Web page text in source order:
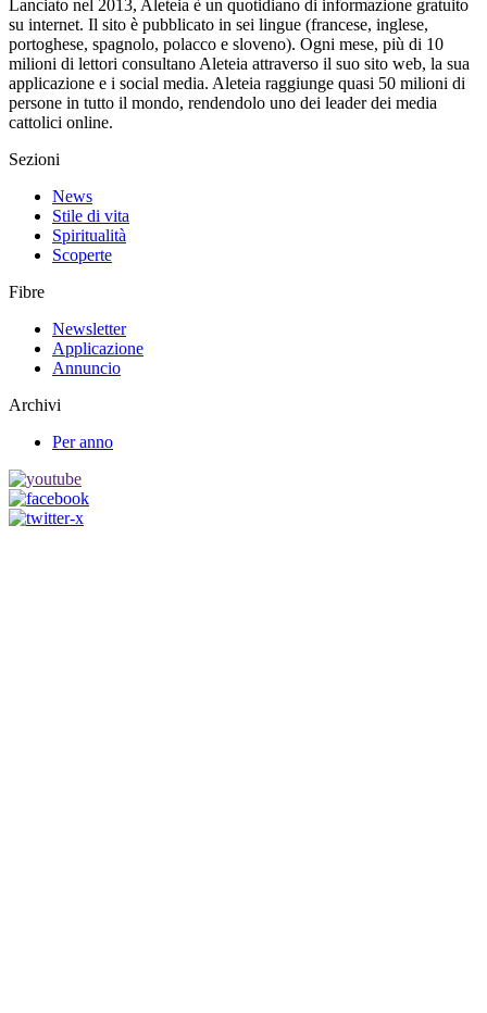
Lanciato nel 2013, Aleteia è un quotidiano di informazione gratuito
su internet. Il sito è pubblicato in sei lingue (francese, inglese,
portoghese, spagnolo, polacco e sloveno). Ogni mese, più di 10
milioni di lettori consultano Aleteia attraverso il suo sito web, la sua
applicazione e i social media. Aleteia raggiunge quasi 50 milioni di
persone in tutto il mondo, rendendolo uno dei leader dei media
cattolici online.
Sezioni
News
Stile di vita
Spiritualità
Scoperte
Fibre
Newsletter
Applicazione
Annuncio
Archivi
Per anno